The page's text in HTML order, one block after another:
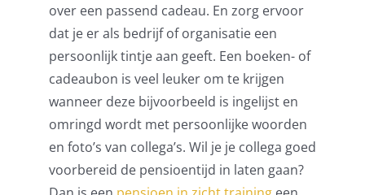
over een passend cadeau. En zorg ervoor
dat je er als bedrijf of organisatie een
persoonlijk tintje aan geeft. Een boeken- of
cadeaubon is veel leuker om te krijgen
wanneer deze bijvoorbeeld is ingelijst en
omringd wordt met persoonlijke woorden
en foto’s van collega’s. Wil je je collega goed
voorbereid de pensioentijd in laten gaan?